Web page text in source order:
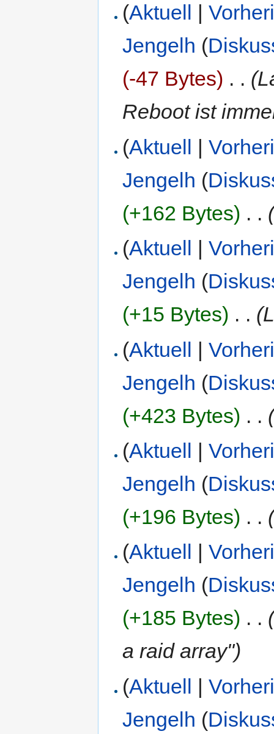
(Aktuell |
Jengelh (
(-47 Bytes) . .
Reboot ist
(Aktuell |
Jengelh (
(+162 Bytes) . .
(Aktuell |
Jengelh (
(+15 Bytes) . .
(Aktuell |
Jengelh (
(+423 Bytes) . .
(Aktuell |
Jengelh (
(+196 Bytes) . .
(Aktuell |
Jengelh (
(+185 Bytes) . .
a raid array")
(Aktuell |
Jengelh (